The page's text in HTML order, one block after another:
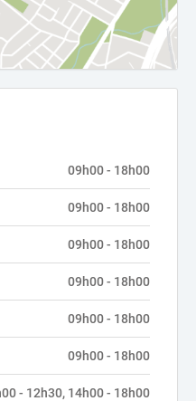
09h00 - 18h00
09h00 - 18h00
09h00 - 18h00
09h00 - 18h00
09h00 - 18h00
09h00 - 18h00
- 12h30, 14h00 - 18h00